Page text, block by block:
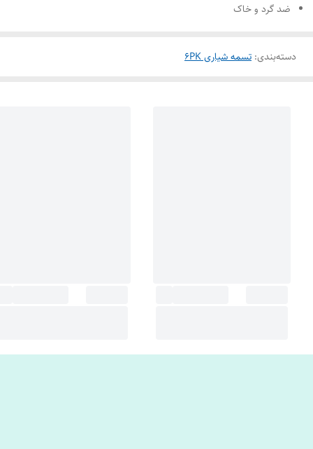
ضد گرد و خاک
دسته‌بندی: تسمه شیاری 6PK